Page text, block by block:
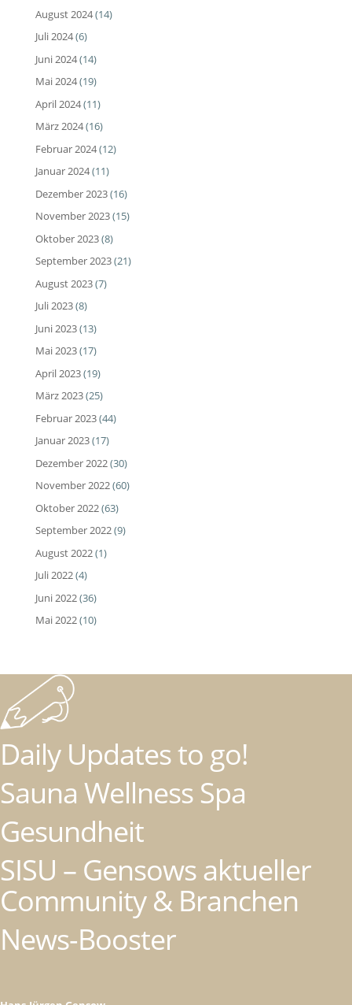
August 2024(14)
Juli 2024(6)
Juni 2024(14)
Mai 2024(19)
April 2024(11)
März 2024(16)
Februar 2024(12)
Januar 2024(11)
Dezember 2023(16)
November 2023(15)
Oktober 2023(8)
September 2023(21)
August 2023(7)
Juli 2023(8)
Juni 2023(13)
Mai 2023(17)
April 2023(19)
März 2023(25)
Februar 2023(44)
Januar 2023(17)
Dezember 2022(30)
November 2022(60)
Oktober 2022(63)
September 2022(9)
August 2022(1)
Juli 2022(4)
Juni 2022(36)
Mai 2022(10)
Daily Updates to go!
Sauna Wellness Spa
Gesundheit
SISU – Gensows aktueller
Community & Branchen
News-Booster